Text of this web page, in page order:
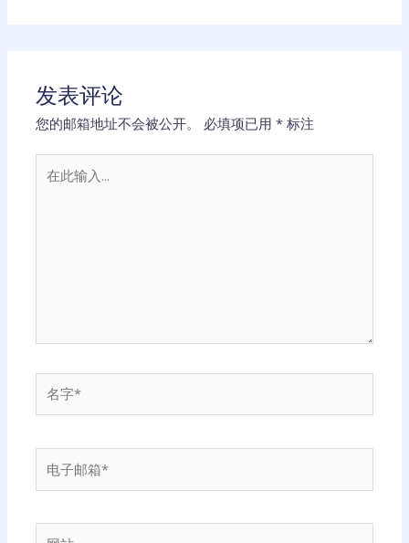
发表评论
您的邮箱地址不会被公开。 必填项已用* 标注
此
字
子
箱